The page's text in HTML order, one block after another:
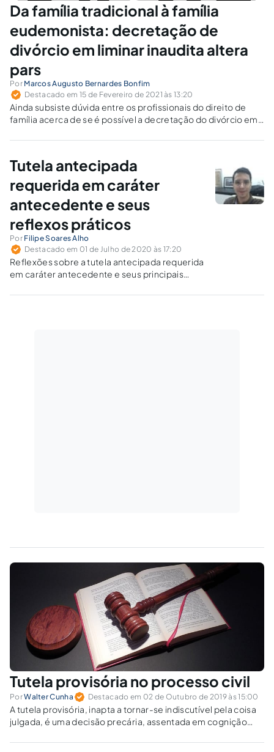
Da família tradicional à família
eudemonista: decretação de
divórcio em liminar inaudita altera
pars
Por Marcos Augusto Bernardes Bonfim
Destacado em 15 de Fevereiro de 2021 às 13:20
Ainda subsiste dúvida entre os profissionais do direito de
família acerca de se é possível a decretação do divórcio em
Tutela antecipada
requerida em caráter
antecedente e seus
reflexos práticos
Por Filipe Soares Alho
Destacado em 01 de Julho de 2020 às 17:20
Reflexões sobre a tutela antecipada requerida
em caráter antecedente e seus principais
inovações trazidas pelo novo Código de
Tutela provisória no processo civil
PorWalter Cunha Destacado em 02 de Outubro de 2019 às 15:00
A tutela provisória, inapta a tornar-se indiscutível pela coisa
julgada, é uma decisão precária, assentada em cognição